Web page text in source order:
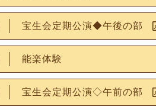
宝生会定期公演◆午後の部
能楽体験
宝生会定期公演◇午前の部